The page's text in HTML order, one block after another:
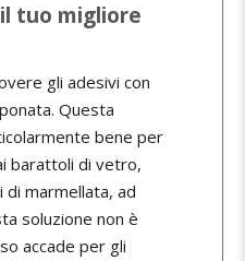
tuo migliore
gli adesivi con
Questa
bene per
barattoli di vetro,
marmellata, ad
soluzione non è
accade per gli